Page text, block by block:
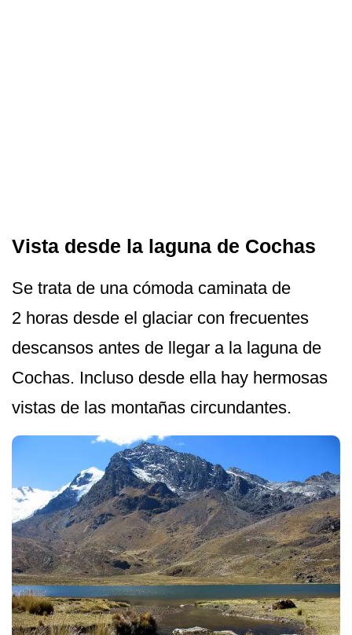
Vista desde la laguna de Cochas
Se trata de una cómoda caminata de
2 horas desde el glaciar con frecuentes
descansos antes de llegar a la laguna de
Cochas. Incluso desde ella hay hermosas
vistas de las montañas circundantes.